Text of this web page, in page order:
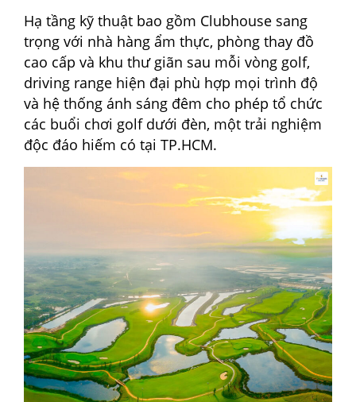
Hạ tầng kỹ thuật bao gồm Clubhouse sang
trọng với nhà hàng ẩm thực, phòng thay đồ
cao cấp và khu thư giãn sau mỗi vòng golf,
driving range hiện đại phù hợp mọi trình độ
và hệ thống ánh sáng đêm cho phép tổ chức
các buổi chơi golf dưới đèn, một trải nghiệm
độc đáo hiếm có tại TP.HCM.